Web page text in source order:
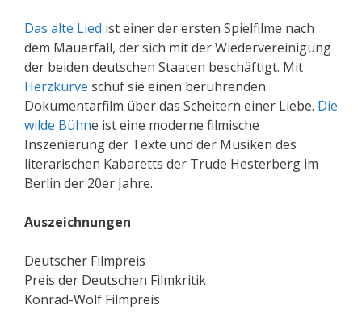
Das alte Lied ist einer der ersten Spielfilme nach
dem Mauerfall, der sich mit der Wiedervereinigung
der beiden deutschen Staaten beschäftigt. Mit
Herzkurve schuf sie einen berührenden
Dokumentarfilm über das Scheitern einer Liebe. Die
wilde Bühne ist eine moderne filmische
Inszenierung der Texte und der Musiken des
literarischen Kabaretts der Trude Hesterberg im
Berlin der 20er Jahre.
Auszeichnungen
Deutscher Filmpreis
Preis der Deutschen Filmkritik
Konrad-Wolf Filmpreis